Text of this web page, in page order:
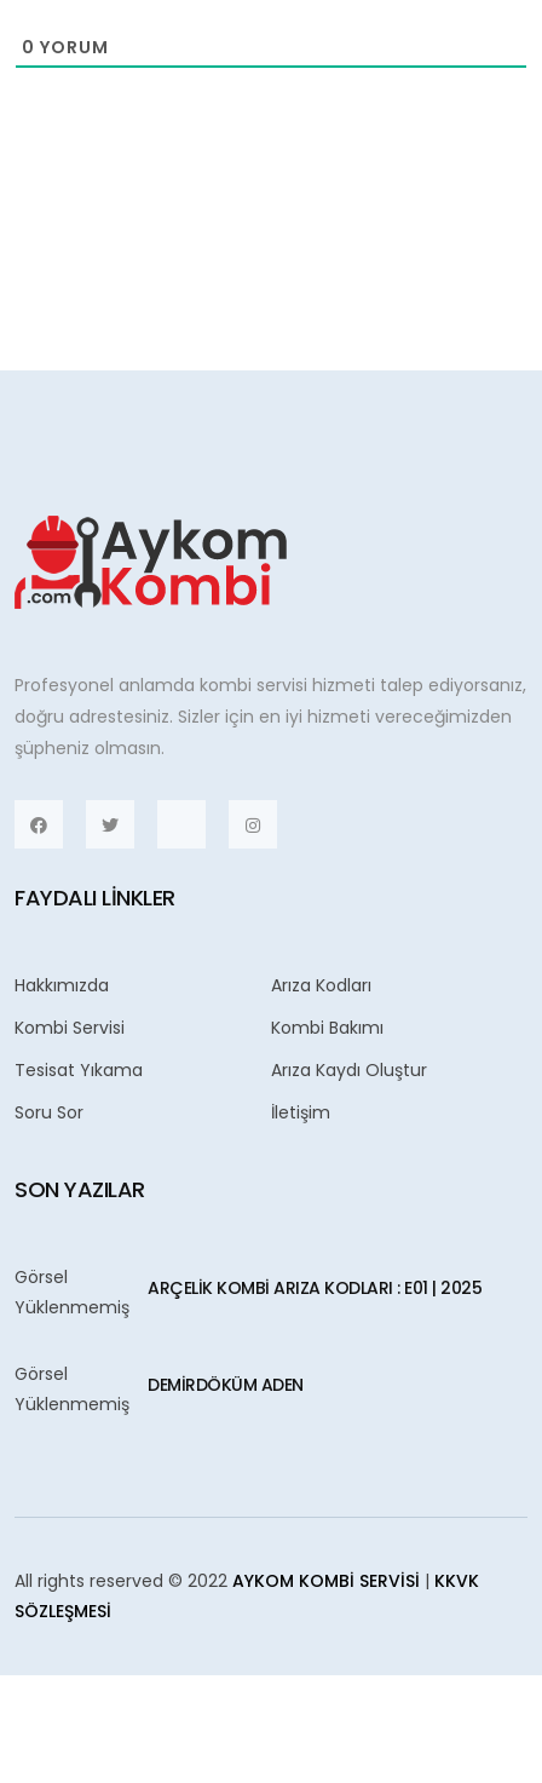
0 YORUM
Profesyonel anlamda kombi servisi hizmeti talep ediyorsanız,
doğru adrestesiniz. Sizler için en iyi hizmeti vereceğimizden
şüpheniz olmasın.
FAYDALI LINKLER
Hakkımızda
Arıza Kodları
Kombi Servisi
Kombi Bakımı
Tesisat Yıkama
Arıza Kaydı Oluştur
Soru Sor
İletişim
SON YAZILAR
Görsel
Yüklenmemiş
ARÇELIK KOMBI ARIZA KODLARI : E01 | 2025
Görsel
Yüklenmemiş
DEMIRDÖKÜM ADEN
All rights reserved © 2022 AYKOM KOMBI SERVISI | KKVK
SÖZLEŞMESI